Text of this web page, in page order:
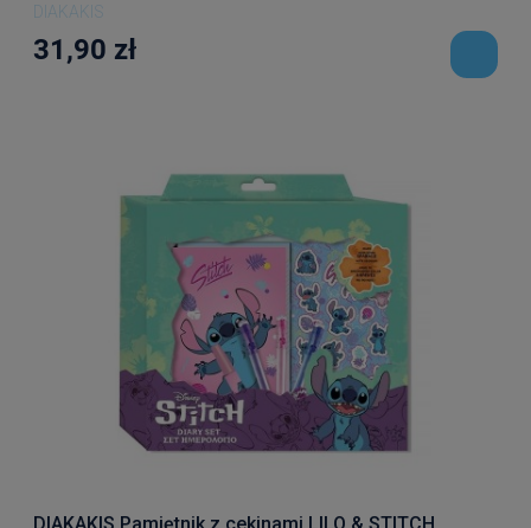
DIAKAKIS
31,90 zł